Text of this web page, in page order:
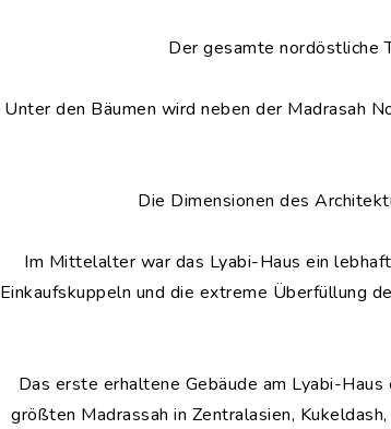
Der gesamte nordöstliche
Unter den Bäumen wird neben der Madrasah
Die Dimensionen des
Im Mittelalter war das Lyabi-Haus ein
Einkaufskuppeln und die extreme Überfüllung
Das erste erhaltene Gebäude am Lyabi-
größten Madrassah in Zentralasien,